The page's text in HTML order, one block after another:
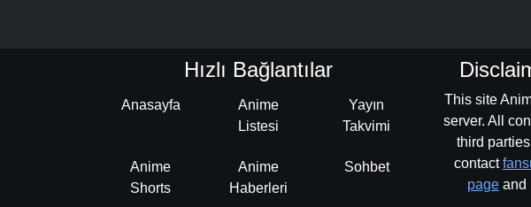
Hızlı Bağlantılar
Anasayfa
Anime
Listesi
Yayın
Takvimi
Anime
Shorts
Anime
Haberleri
Sohbet
This site
server. All
third
contact
page and